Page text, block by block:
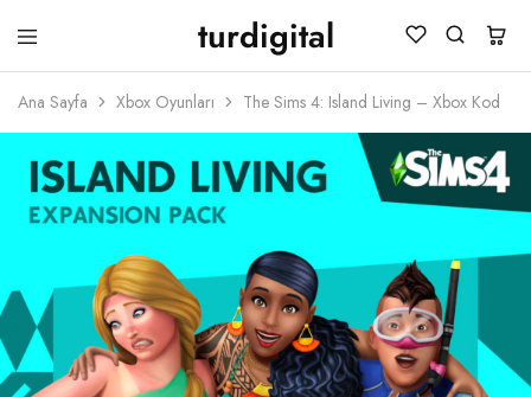
turdigital
TURDIGITAL
Dijital
Kartları
Kartları
&
Üyelik
Paketleri
Ana Sayfa Xbox Oyunları The Sims 4: Island Living – Xbox Kod